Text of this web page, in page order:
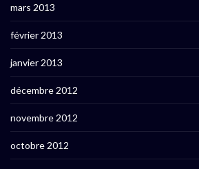
mars 2013
février 2013
janvier 2013
décembre 2012
novembre 2012
octobre 2012